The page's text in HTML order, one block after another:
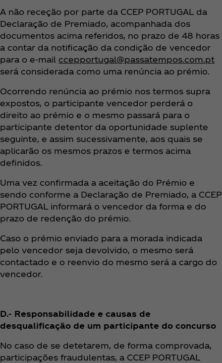
A não receção por parte da CCEP PORTUGAL da
Declaração de Premiado, acompanhada dos
documentos acima referidos, no prazo de 48 horas
a contar da notificação da condição de vencedor
para o e-mail ccepportugal@passatempos.com.pt
será considerada como uma renúncia ao prémio.
Ocorrendo renúncia ao prémio nos termos supra
expostos, o participante vencedor perderá o
direito ao prémio e o mesmo passará para o
participante detentor da oportunidade suplente
seguinte, e assim sucessivamente, aos quais se
aplicarão os mesmos prazos e termos acima
definidos.
Uma vez confirmada a aceitação do Prémio e
sendo conforme a Declaração de Premiado, a CCEP
PORTUGAL informará o vencedor da forma e do
prazo de redenção do prémio.
Caso o prémio enviado para a morada indicada
pelo vencedor seja devolvido, o mesmo será
contactado e o reenvio do mesmo será a cargo do
vencedor.
D.- Responsabilidade e causas de
desqualificação de um participante do concurso
No caso de se detetarem, de forma comprovada,
participações fraudulentas, a CCEP PORTUGAL